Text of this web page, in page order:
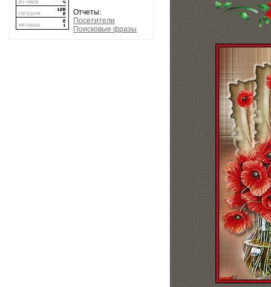
Отчеты:
Посетители
Поисковые фразы